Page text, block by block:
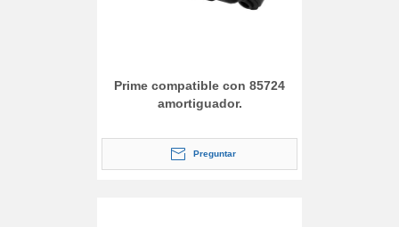
Prime compatible con 85724
amortiguador.
Preguntar